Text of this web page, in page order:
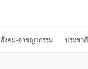
สังคม-อาชญากรรม ประชา